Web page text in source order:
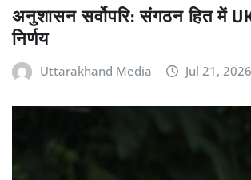
अनुशासन सर्वोपरि: संगठन हित में
निर्णय
Uttarakhand Media Jul 21, 2026